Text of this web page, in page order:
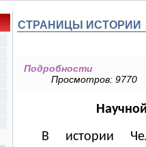
СТРАНИЦЫ ИСТОРИИ
Подробности
Просмотров: 9770
В истории